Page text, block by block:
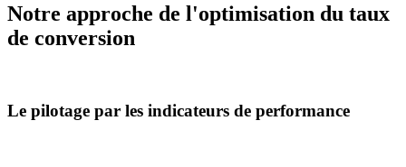
Notre approche de l'optimisation du taux
de conversion
Le pilotage par les indicateurs de performance